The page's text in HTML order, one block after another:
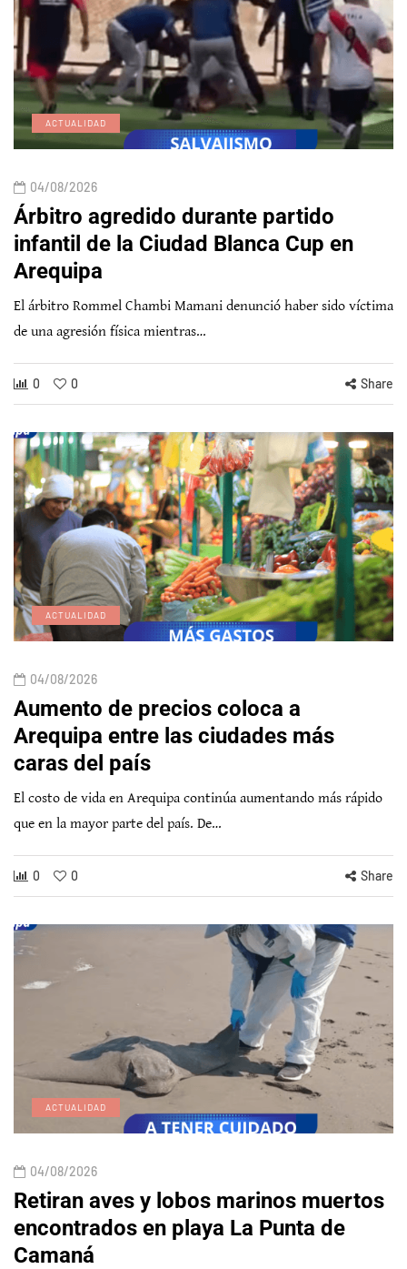
ACTUALIDAD
04/08/2026
Árbitro agredido durante partido
infantil de la Ciudad Blanca Cup en
Arequipa
El árbitro Rommel Chambi Mamani denunció haber sido víctima
de una agresión física mientras…
0 0 Share
ACTUALIDAD
04/08/2026
Aumento de precios coloca a
Arequipa entre las ciudades más
caras del país
El costo de vida en Arequipa continúa aumentando más rápido
que en la mayor parte del país. De…
0 0 Share
ACTUALIDAD
04/08/2026
Retiran aves y lobos marinos muertos
encontrados en playa La Punta de
Camaná